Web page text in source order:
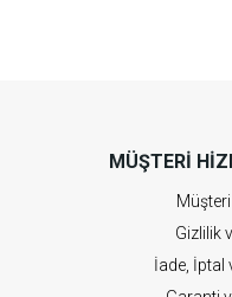
MÜŞTERI
Gizlilik
İade, İptal